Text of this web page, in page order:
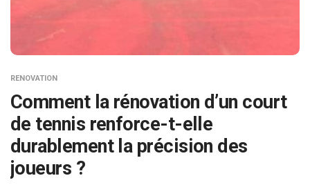
RENOVATION
Comment la rénovation d’un court
de tennis renforce-t-elle
durablement la précision des
joueurs ?